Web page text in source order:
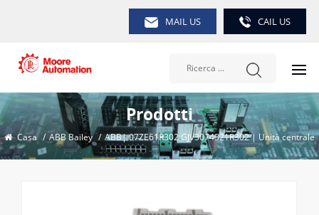
MAIL US CAIL US
Prodotti
Casa / ABB Bailey / ABB| 07ZE61R302 GJV3074321R302 | Unità centrale